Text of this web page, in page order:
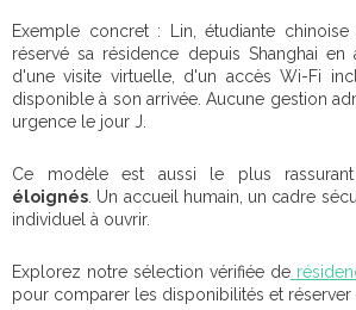
Exemple concret : Lin, étudiante
réservé sa résidence depuis Shanghai en
d'une visite virtuelle, d'un accès Wi-Fi
disponible à son arrivée. Aucune gestion
urgence le jour J.
Ce modèle est aussi le plus
éloignés . Un accueil humain, un cadre
individuel à ouvrir.
Explorez notre sélection vérifiée de
pour comparer les disponibilités et réserver